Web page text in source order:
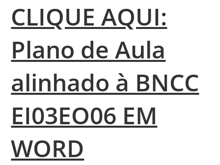
CLIQUE AQUI:
Plano de Aula
alinhado à BNCC
EI03EO06 EM
WORD